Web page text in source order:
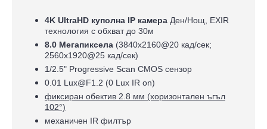
4K UltraHD куполна IP камера Ден/Нощ, EXIR
технология с обхват до 30м
8.0 Мегапиксела (3840x2160@20 кад/сек;
2560x1920@25 кад/сек)
1/2.5" Progressive Scan CMOS сензор
0.01 Lux@F1.2 (0 Lux IR on)
фиксиран обектив 2.8 мм (хоризонтален ъгъл
102°)
механичен IR филтър